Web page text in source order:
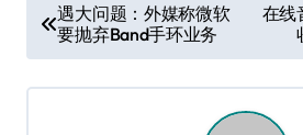
章
导
遇大问题：外媒称微软
要抛弃Band手环业务
在线